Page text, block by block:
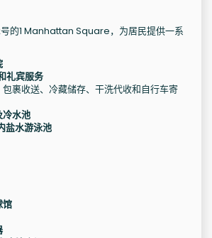
的1 Manhattan Square，为居民提供一系
礼宾服务
包裹收送、冷藏储存、干洗代收和自行车寄
冷水池
盐水游泳池
馆